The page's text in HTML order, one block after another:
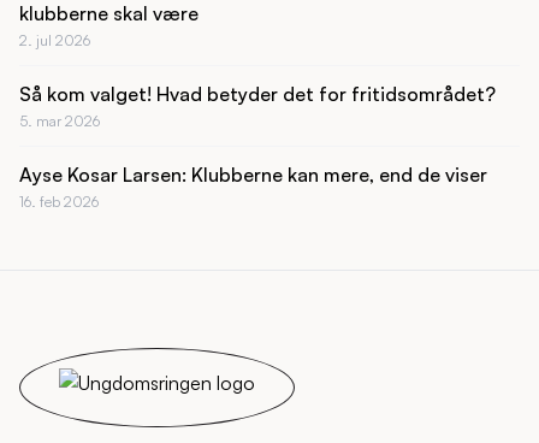
klubberne skal være
2. jul 2026
Så kom valget! Hvad betyder det for fritidsområdet?
5. mar 2026
Ayse Kosar Larsen: Klubberne kan mere, end de viser
16. feb 2026